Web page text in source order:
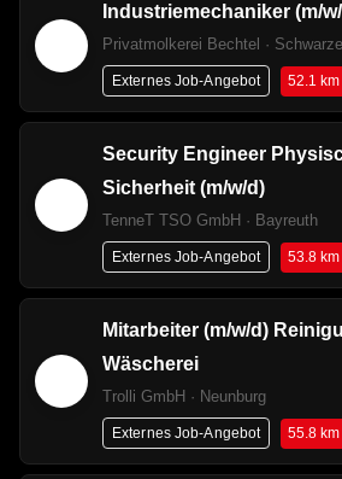
Industriemechaniker (m/
Privatmolkerei Bechtel ·
Externes Job-Angebot 52.1 km
Security Engineer
Sicherheit (m/w/d)
TenneT TSO GmbH · Bayreuth
Externes Job-Angebot 53.8 km
Mitarbeiter (m/w/d)
Wäscherei
Trolli GmbH · Neunburg
Externes Job-Angebot 55.8 km